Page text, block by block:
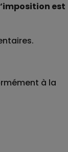
est
à la